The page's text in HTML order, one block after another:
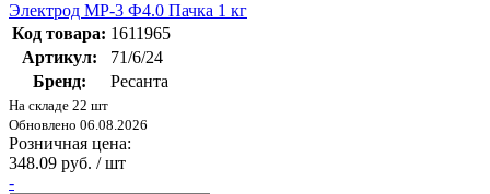
Электрод МР-3 Ф4.0 Пачка 1 кг
Код товара: 1611965
Артикул:
71/6/24
Бренд:
Ресанта
На складе 22 шт
Обновлено 06.08.2026
Розничная цена:
348.09 руб. / шт
-